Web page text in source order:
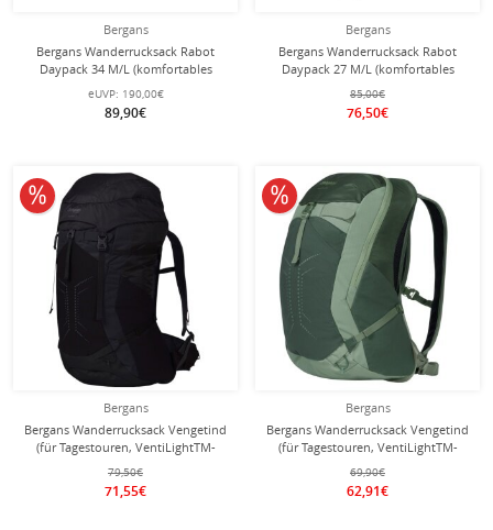
Bergans
Bergans Wanderrucksack Rabot
Daypack 34 M/L (komfortables
Tragesystem) blau/dunkelgrau 34
Liter
eUVP: 190,00€
89,90€
Bergans
Bergans Wanderrucksack Rabot
Daypack 27 M/L (komfortables
Tragesystem) schwarz/dunkelgrau 27
Liter
85,00€
76,50€
Bergans
Bergans Wanderrucksack Vengetind
(für Tagestouren, VentiLightTM-
Technologie) schwarz/dunkelgrau 32
Liter
79,50€
71,55€
10% reduziert
Bergans
Bergans Wanderrucksack Vengetind
(für Tagestouren, VentiLightTM-
Technologie) jadegrün 28 Liter
69,90€
62,91€
10% reduziert